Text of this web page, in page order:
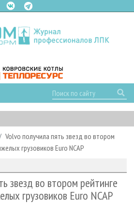
Volvo получила пять звезд во втором
грузовиков Euro NCAP
звезд во втором рейтинге
грузовиков Euro NCAP